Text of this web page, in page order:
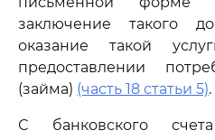
заключение такого
оказание такой
предоставлении
(займа) (часть 18 статьи 5).
С банковского